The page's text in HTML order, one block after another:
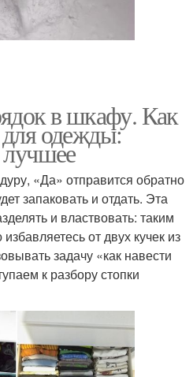
в шкафу. Как
одежды:
лучшее
«Да» отправится обратно
запаковать и отдать. Эта
и властвовать: таким
от двух кучек из
задачу «как навести
к разбору стопки